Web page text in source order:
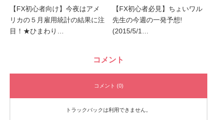
【FX初心者向け】今夜はアメ
リカの５月雇用統計の結果に注
目！★ひまわり…
【FX初心者必見】ちょいワル
先生の今週の一発予想!
(2015/5/1…
コメント
コメント (0)
トラックバックは利用できません。